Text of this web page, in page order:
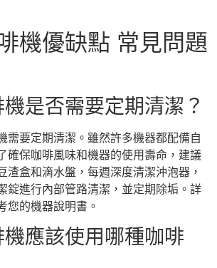
機優缺點 常見問題
是否需要定期清潔？
需要定期清潔。雖然許多機器都配備自
確保咖啡風味和機器的使用壽命，建議
渣盒和滴水盤，每週深度清潔沖泡器，
錠進行內部管路清潔，並定期除垢。詳
您的機器說明書。
應該使用哪種咖啡